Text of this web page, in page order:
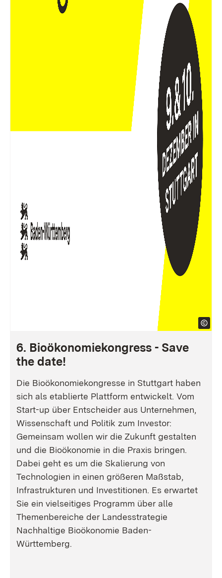
6. Bioökonomiekongress - Save
the date!
Die Bioökonomiekongresse in Stuttgart haben
sich als etablierte Plattform entwickelt. Vom
Start-up über Entscheider aus Unternehmen,
Wissenschaft und Politik zum Investor:
Gemeinsam wollen wir die Zukunft gestalten
und die Bioökonomie in die Praxis bringen.
Dabei geht es um die Skalierung von
Technologien in einen größeren Maßstab,
Infrastrukturen und Investitionen. Es erwartet
Sie ein vielseitiges Programm über alle
Themenbereiche der Landesstrategie
Nachhaltige Bioökonomie Baden-
Württemberg.